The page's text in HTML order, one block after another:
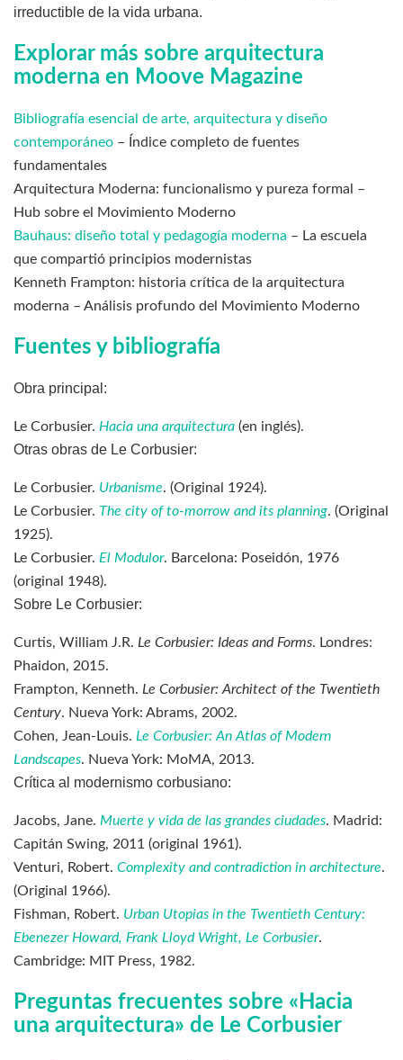
irreductible de la vida urbana.
Explorar más sobre arquitectura
moderna en Moove Magazine
Bibliografía esencial de arte, arquitectura y diseño
contemporáneo – Índice completo de fuentes
fundamentales
Arquitectura Moderna: funcionalismo y pureza formal –
Hub sobre el Movimiento Moderno
Bauhaus: diseño total y pedagogía moderna – La escuela
que compartió principios modernistas
Kenneth Frampton: historia crítica de la arquitectura
moderna – Análisis profundo del Movimiento Moderno
Fuentes y bibliografía
Obra principal:
Le Corbusier. Hacia una arquitectura (en inglés).
Otras obras de Le Corbusier:
Le Corbusier. Urbanisme. (Original 1924).
Le Corbusier. The city of to-morrow and its planning. (Original
1925).
Le Corbusier. El Modulor. Barcelona: Poseidón, 1976
(original 1948).
Sobre Le Corbusier:
Curtis, William J.R. Le Corbusier: Ideas and Forms. Londres:
Phaidon, 2015.
Frampton, Kenneth. Le Corbusier: Architect of the Twentieth
Century. Nueva York: Abrams, 2002.
Cohen, Jean-Louis. Le Corbusier: An Atlas of Modern
Landscapes. Nueva York: MoMA, 2013.
Crítica al modernismo corbusiano:
Jacobs, Jane. Muerte y vida de las grandes ciudades. Madrid:
Capitán Swing, 2011 (original 1961).
Venturi, Robert. Complexity and contradiction in architecture.
(Original 1966).
Fishman, Robert. Urban Utopias in the Twentieth Century:
Ebenezer Howard, Frank Lloyd Wright, Le Corbusier.
Cambridge: MIT Press, 1982.
Preguntas frecuentes sobre «Hacia
una arquitectura» de Le Corbusier